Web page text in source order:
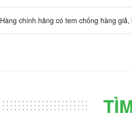
Hàng chính hãng có tem chống hàng